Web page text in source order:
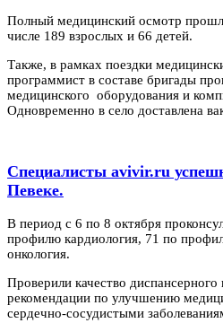
Полный медицинский осмотр
числе 189 взрослых и 66 детей.
Также, в рамках поездки
программист в составе бригады
медицинского оборудования и
Одновременно в село доставлена
Специалисты avivir.ru
Певеке.
В период с 6 по 8 октября
профилю кардиология, 71 по
онкология.
Проверили качество
рекомендации по улучшению
сердечно-сосудистыми